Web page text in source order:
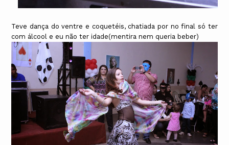
Teve dança do ventre e coquetéis, chatiada por no final só ter
com álcool e eu não ter idade(mentira nem queria beber)